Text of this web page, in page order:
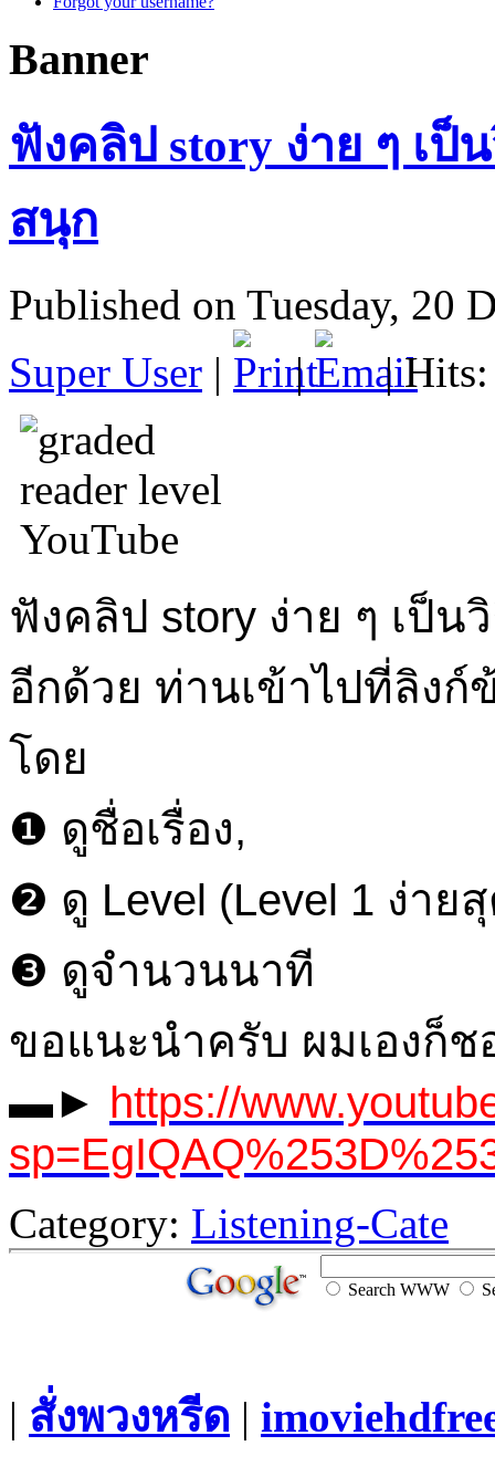
Banner
ฟังคลิป story ง่าย ๆ เป็
สนุก
Published on Tuesday, 20
Super User | | | Hits:
ฟังคลิป story ง่าย ๆ เป็น
อีกด้วย ท่านเข้าไปที่ลิงก์
โดย
❶ ดูชื่อเรื่อง,
❷ ดู Level (Level 1 ง่าย
❸ ดูจำนวนนาที
ขอแนะนำครับ ผมเองก็
▬► https://
Category: Listening-Cate
Search WWW
| สั่งพวงหรีด |